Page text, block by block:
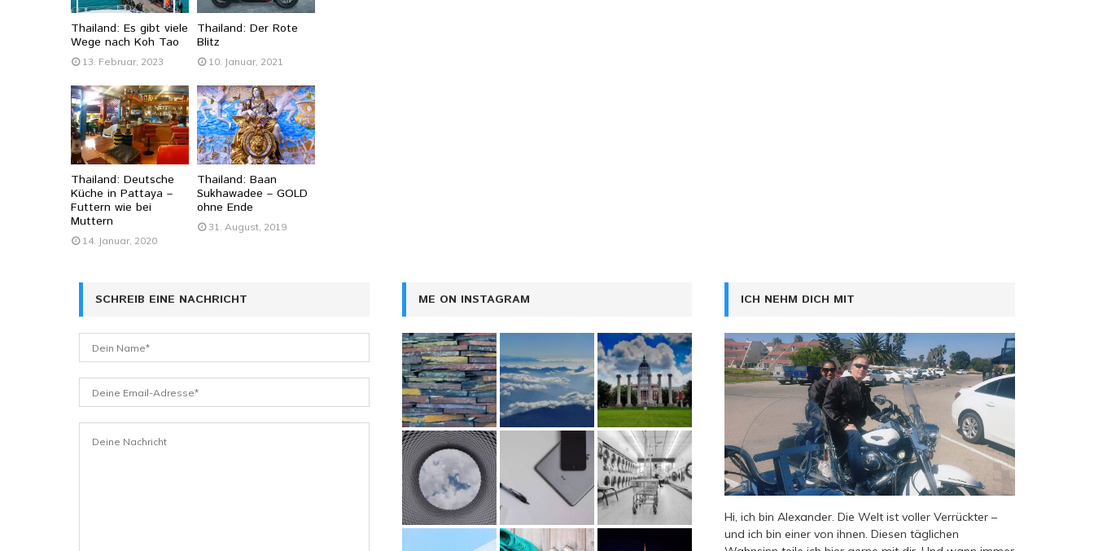
Thailand: Es gibt viele
Wege nach Koh Tao
13. Februar, 2023
Thailand: Der Rote
Blitz
10. Januar, 2021
Thailand: Deutsche
Küche in Pattaya –
Futtern wie bei
Muttern
14. Januar, 2020
Thailand: Baan
Sukhawadee – GOLD
ohne Ende
31. August, 2019
SCHREIB EINE NACHRICHT ME ON INSTAGRAM ICH NEHM DICH MIT
Hi, ich bin Alexander. Die Welt ist voller Verrückter –
und ich bin einer von ihnen. Diesen täglichen